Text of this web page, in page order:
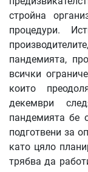
стройна
процедури.
пандемията,
всички
които
декември
пандемията бе
подготвени за
като цяло
трябва да